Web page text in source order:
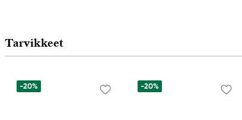
Tarvikkeet
-20% -20%